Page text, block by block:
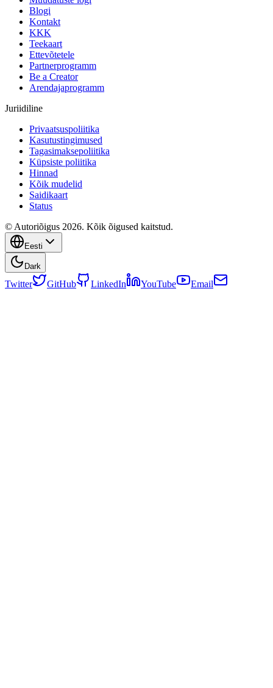
Blogi
Kontakt
KKK
Teekaart
Ettevõtetele
Partnerprogramm
Be a Creator
Arendajaprogramm
Juriidiline
Privaatsuspoliitika
Kasutustingimused
Tagasimaksepoliitika
Küpsiste poliitika
Hinnad
Kõik mudelid
Saidikaart
Status
© Autoriõigus 2026. Kõik õigused kaitstud.
Eesti
Dark
Twitter GitHub LinkedIn YouTube Email